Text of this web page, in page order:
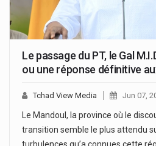
Le passage du PT, le Gal
ou une réponse définitive
Tchad View Media Jun 07,
Le Mandoul, la province où le
transition semble le plus attendu